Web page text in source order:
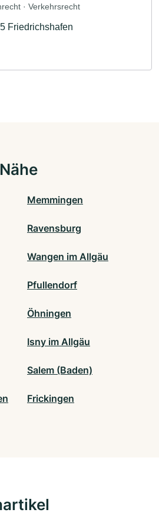
· Verkehrsrecht
Friedrichshafen
Memmingen
Ravensburg
Wangen im Allgäu
Pfullendorf
Öhningen
Isny im Allgäu
Salem (Baden)
Frickingen